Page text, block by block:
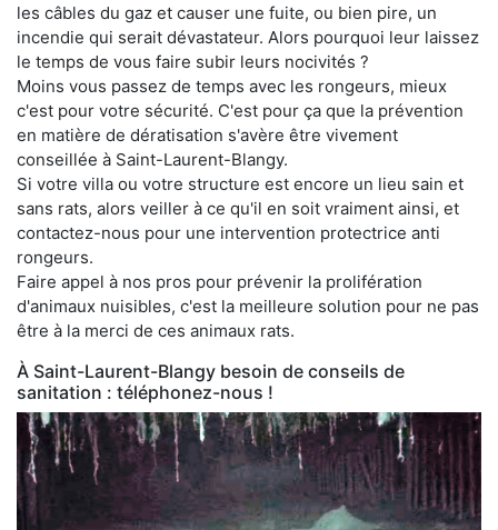
les câbles du gaz et causer une fuite, ou bien pire, un
incendie qui serait dévastateur. Alors pourquoi leur laissez
le temps de vous faire subir leurs nocivités ?
Moins vous passez de temps avec les rongeurs, mieux
c'est pour votre sécurité. C'est pour ça que la prévention
en matière de dératisation s'avère être vivement
conseillée à Saint-Laurent-Blangy.
Si votre villa ou votre structure est encore un lieu sain et
sans rats, alors veiller à ce qu'il en soit vraiment ainsi, et
contactez-nous pour une intervention protectrice anti
rongeurs.
Faire appel à nos pros pour prévenir la prolifération
d'animaux nuisibles, c'est la meilleure solution pour ne pas
être à la merci de ces animaux rats.
À Saint-Laurent-Blangy besoin de conseils de
sanitation : téléphonez-nous !